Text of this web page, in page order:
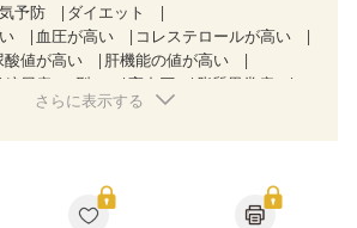
予防
ダイエット
血圧が高い
コレステロールが高い
酸値が高い
肝機能の値が高い
糖尿病（2型） 高血圧
脂質異常症
狭心症 心筋梗塞
睡眠時無呼吸症候群
さらに表示する